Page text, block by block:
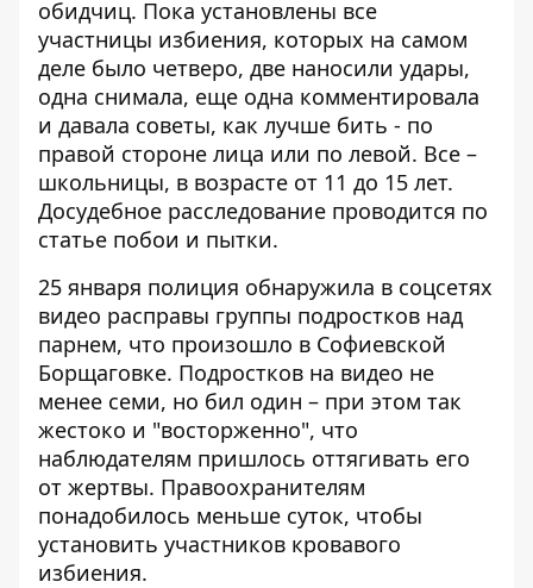
обидчиц. Пока установлены все
участницы избиения, которых на самом
деле было четверо, две наносили удары,
одна снимала, еще одна комментировала
и давала советы, как лучше бить - по
правой стороне лица или по левой. Все –
школьницы, в возрасте от 11 до 15 лет.
Досудебное расследование проводится по
статье побои и пытки.
25 января полиция обнаружила в соцсетях
видео расправы группы подростков над
парнем, что произошло в Софиевской
Борщаговке. Подростков на видео не
менее семи, но бил один – при этом так
жестоко и "восторженно", что
наблюдателям пришлось оттягивать его
от жертвы. Правоохранителям
понадобилось меньше суток, чтобы
установить участников кровавого
избиения.